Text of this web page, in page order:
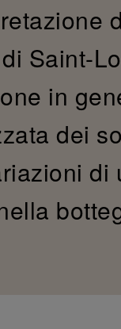
Saint-
in
dei
di